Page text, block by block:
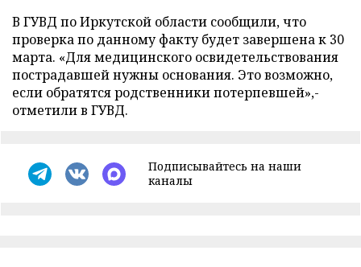
В ГУВД по Иркутской области сообщили, что
проверка по данному факту будет завершена к 30
марта. «Для медицинского освидетельствования
пострадавшей нужны основания. Это возможно,
если обратятся родственники потерпевшей»,-
отметили в ГУВД.
Подписывайтесь на наши
каналы